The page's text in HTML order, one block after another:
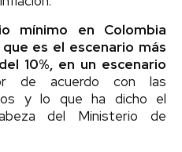
mínimo en Colombia
es el escenario más
10%, en un escenario
de acuerdo con las
y lo que ha dicho el
del Ministerio de